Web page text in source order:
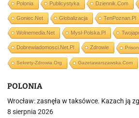
Polonia Publicystyka Dziennik.com
Goniec.net Globalizacja TenPoznan.pl
Wolnemedia.net Mysl-Polska.pl
Dobrewiadomosci.net.pl Zdrowie
Sekrety-Zdrowia.org Gazetawarszawska.com
POLONIA
Wrocław: zasnęła w taksówce. Kazach ją
8 sierpnia 2026